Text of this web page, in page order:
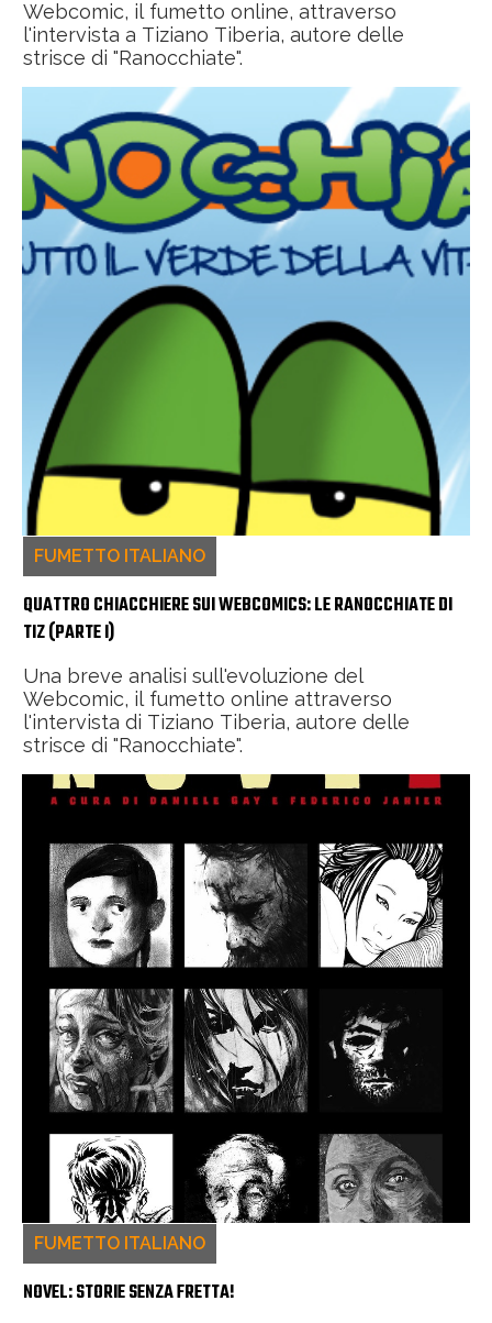
Webcomic, il fumetto online, attraverso
l'intervista a Tiziano Tiberia, autore delle
strisce di "Ranocchiate".
FUMETTO ITALIANO
QUATTRO CHIACCHIERE SUI WEBCOMICS: LE RANOCCHIATE DI
TIZ (PARTE I)
Una breve analisi sull'evoluzione del
Webcomic, il fumetto online attraverso
l'intervista di Tiziano Tiberia, autore delle
strisce di "Ranocchiate".
FUMETTO ITALIANO
NOVEL: STORIE SENZA FRETTA!